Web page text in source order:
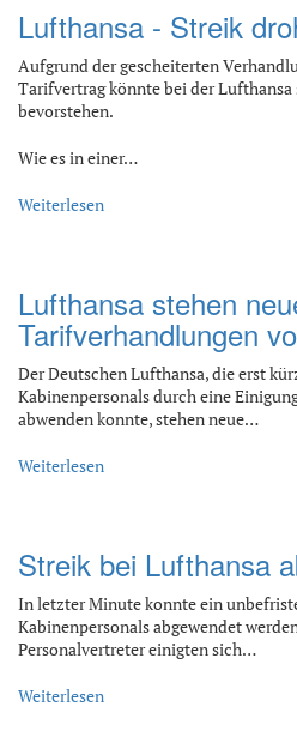
Lufthansa - Streik
Aufgrund der gescheiterten
Tarifvertrag könnte bei der
bevorstehen.
Wie es in einer…
Weiterlesen
Lufthansa stehen
Tarifverhandlungen
Der Deutschen Lufthansa, die erst
Kabinenpersonals durch eine
abwenden konnte, stehen neue…
Weiterlesen
Streik bei Lufthansa
In letzter Minute konnte ein
Kabinenpersonals abgewendet
Personalvertreter einigten sich…
Weiterlesen